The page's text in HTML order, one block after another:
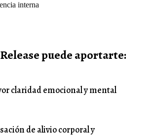
interna
puede aportarte:
claridad emocional y mental
de alivio corporal y